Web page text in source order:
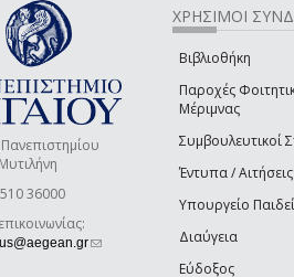
36000
(link sends e-mail)
ΧΡΗΣΙΜΟΙ
Βιβλιοθήκη
Παροχές
Μέριμνας
Συμβουλευτικοί
Έντυπα / Αιτήσεις
Υπουργείο
Διαύγεια
Εύδοξος